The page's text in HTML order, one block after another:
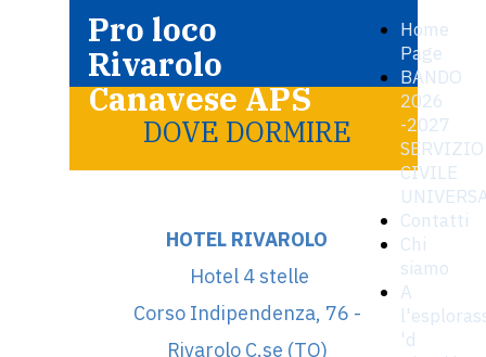
DOVE DORMIRE
Pro loco
Rivarolo
Canavese APS
HOTEL RIVAROLO
Hotel 4 stelle
Corso Indipendenza, 76 -
Rivarolo C.se (TO)
Home
Page
BANDO
2026
-2027
SERVIZIO
CIVILE
Contatti
Chi
siamo
A
'd